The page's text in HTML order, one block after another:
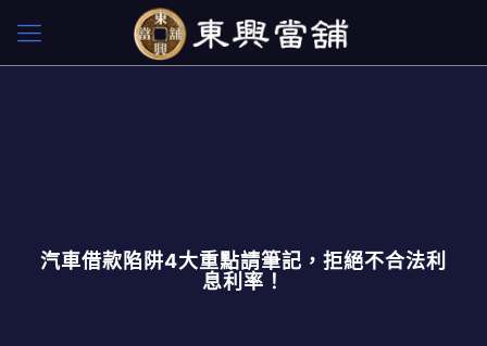
汽車借款陷阱4大重點請筆記，拒絕不合法利
息利率！